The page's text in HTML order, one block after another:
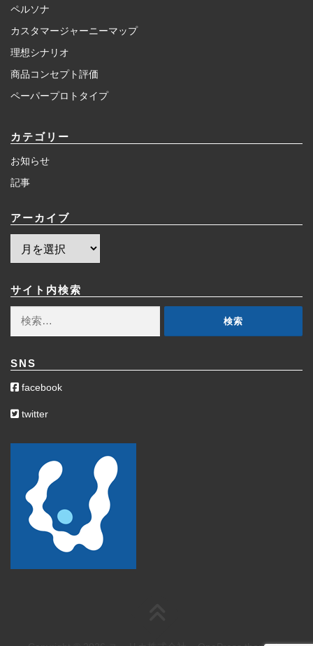
ペルソナ
カスタマージャーニーマップ
理想シナリオ
商品コンセプト評価
ペーパープロトタイプ
カテゴリー
お知らせ
記事
アーカイブ
イ
ブ
サイト内検索
SNS
facebook
twitter